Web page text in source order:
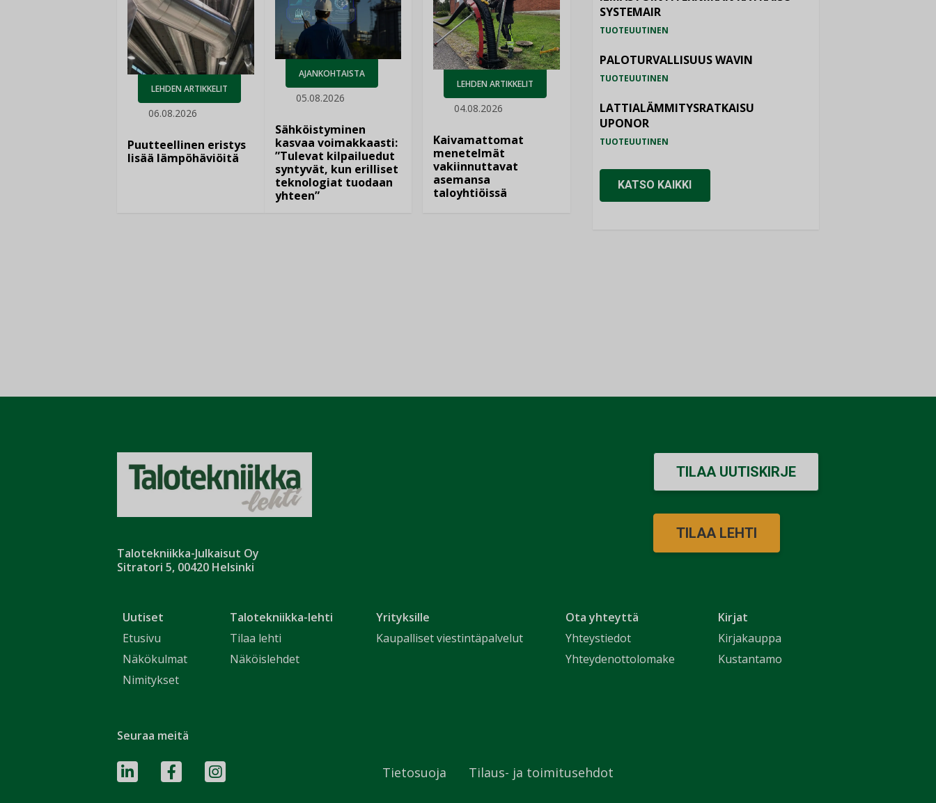
LEHDEN ARTIKKELIT
06.08.2026
Puutteellinen eristys
lisää lämpöhäviöitä
AJANKOHTAISTA
05.08.2026
Sähköistyminen
kasvaa voimakkaasti:
”Tulevat kilpailuedut
syntyvät, kun erilliset
teknologiat tuodaan
yhteen”
LEHDEN ARTIKKELIT
04.08.2026
Kaivamattomat
menetelmät
vakiinnuttavat
asemansa
taloyhtiöissä
SYSTEMAIR
TUOTEUUTINEN
PALOTURVALLISUUS WAVIN
TUOTEUUTINEN
LATTIALÄMMITYSRATKAISU
UPONOR
TUOTEUUTINEN
KATSO KAIKKI
Talotekniikka-Julkaisut Oy
Sitratori 5, 00420 Helsinki
Uutiset
Etusivu
Näkökulmat
Nimitykset
Talotekniikka-lehti
Tilaa lehti
Näköislehdet
Yrityksille
Kaupalliset viestintäpalvelut
Ota yhteyttä
Yhteystiedot
Yhteydenottolomake
Kirjat
Kirjakauppa
Kustantamo
TILAA UUTISKIRJE
TILAA LEHTI
Seuraa meitä
Tietosuoja Tilaus- ja toimitusehdot